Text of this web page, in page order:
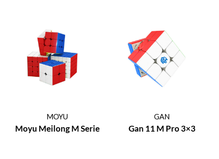
MOYU
Moyu Meilong M Serie
GAN
Gan 11 M Pro 3×3